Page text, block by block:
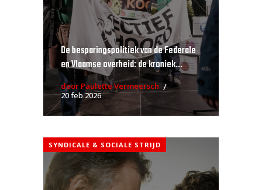
De besparingspolitiek van de Federale
en Vlaamse overheid: de kroniek...
door Paulette Vermeersch
20 feb 2026
SYNDICALE & SOCIALE STRIJD